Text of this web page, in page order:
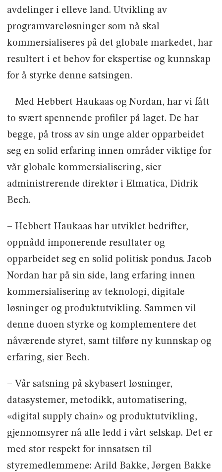
avdelinger i elleve land. Utvikling av
programvareløsninger som nå skal
kommersialiseres på det globale markedet, har
resultert i et behov for ekspertise og kunnskap
for å styrke denne satsingen.
– Med Hebbert Haukaas og Nordan, har vi fått
to svært spennende profiler på laget. De har
begge, på tross av sin unge alder opparbeidet
seg en solid erfaring innen områder viktige for
vår globale kommersialisering, sier
administrerende direktør i Elmatica, Didrik
Bech.
– Hebbert Haukaas har utviklet bedrifter,
oppnådd imponerende resultater og
opparbeidet seg en solid politisk pondus. Jacob
Nordan har på sin side, lang erfaring innen
kommersialisering av teknologi, digitale
løsninger og produktutvikling. Sammen vil
denne duoen styrke og komplementere det
nåværende styret, samt tilføre ny kunnskap og
erfaring, sier Bech.
– Vår satsning på skybasert løsninger,
datasystemer, metodikk, automatisering,
«digital supply chain» og produktutvikling,
gjennomsyrer nå alle ledd i vårt selskap. Det er
med stor respekt for innsatsen til
styremedlemmene: Arild Bakke, Jørgen Bakke